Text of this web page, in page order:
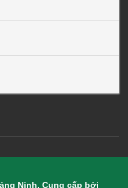
Ninh. Cung cấp bởi